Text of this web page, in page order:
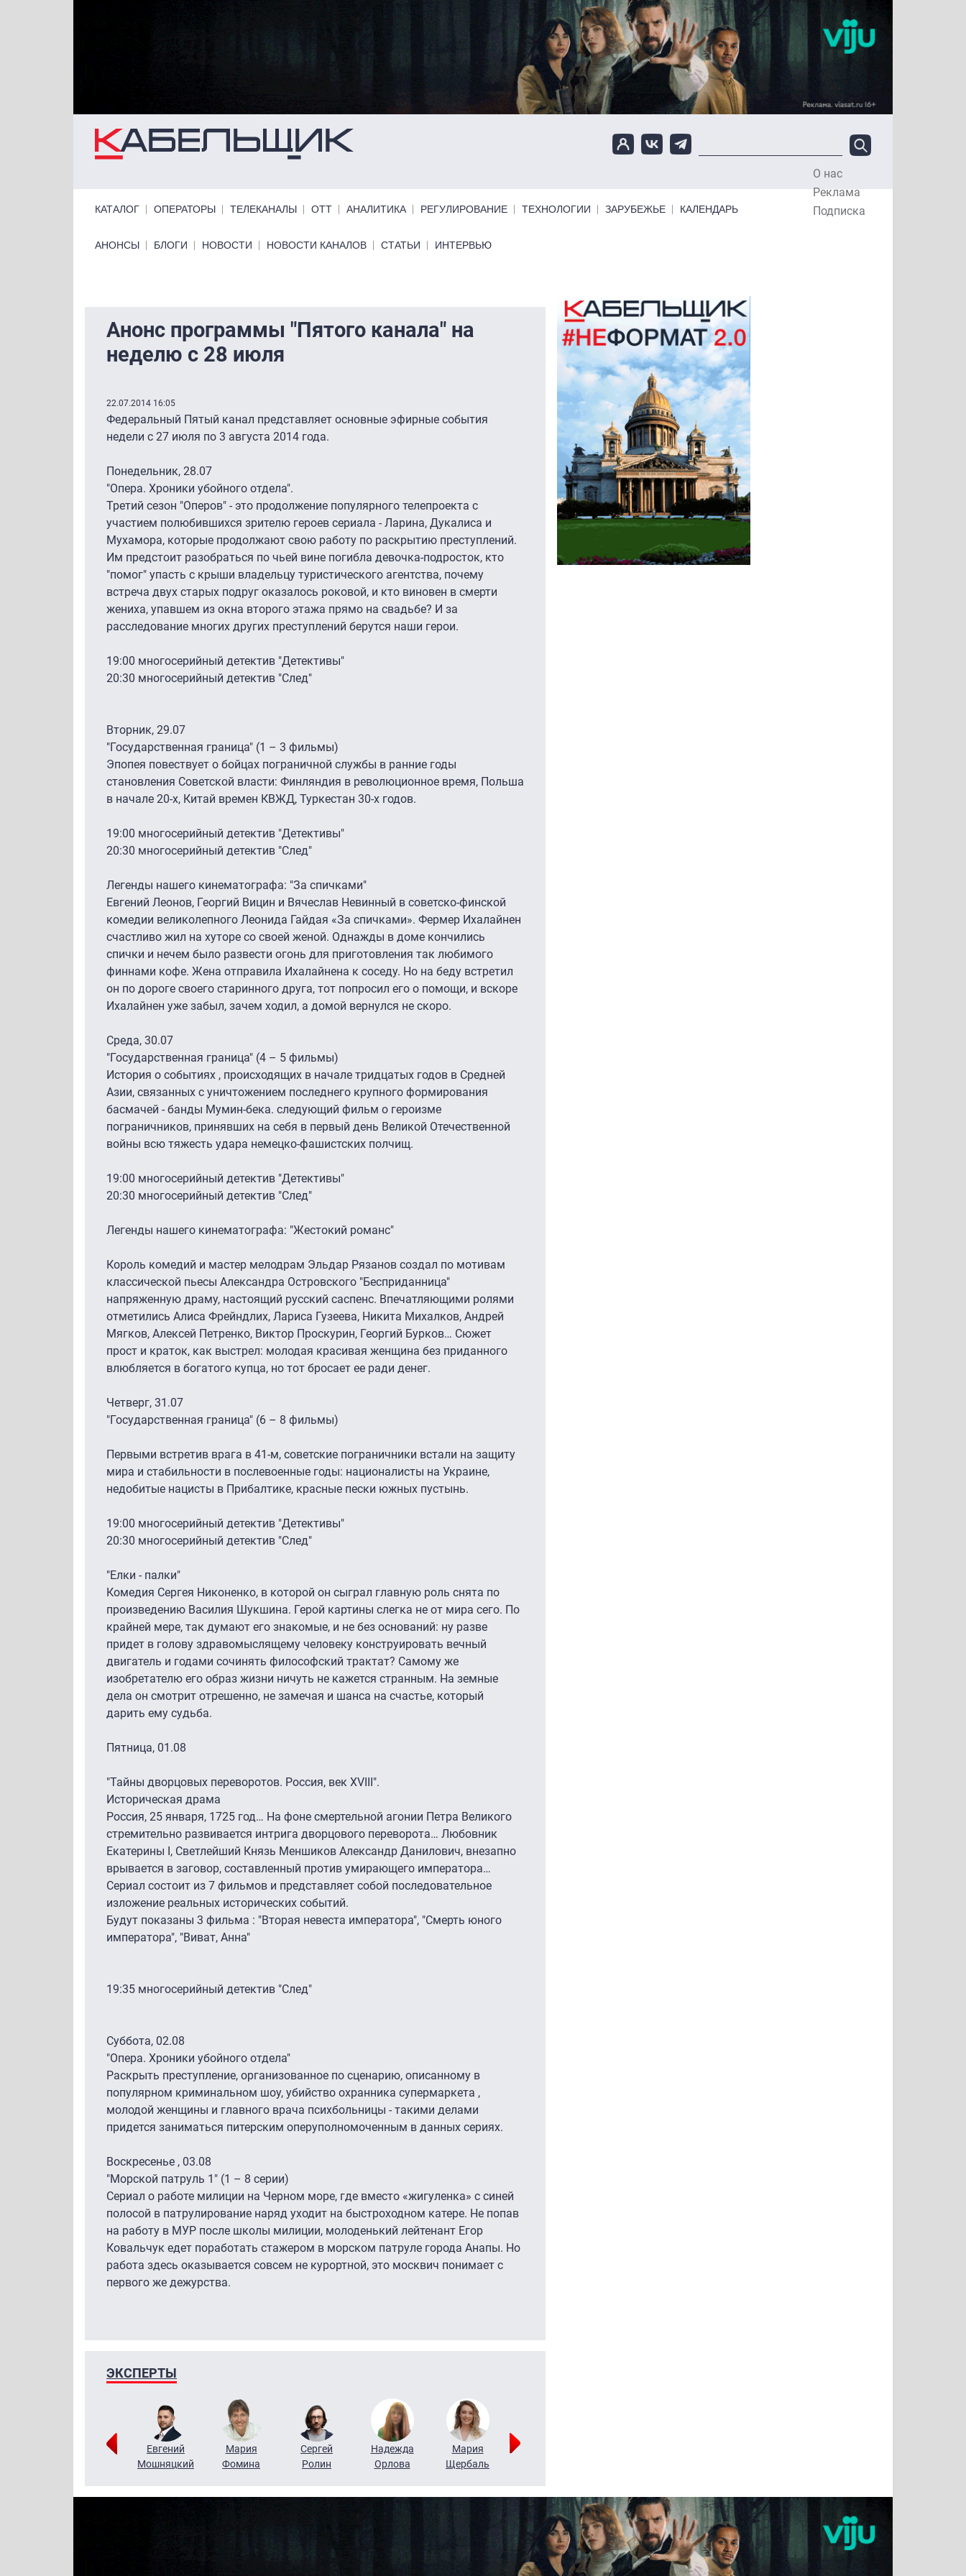
О нас
Реклама
Подписка
КАТАЛОГ ОПЕРАТОРЫ ТЕЛЕКАНАЛЫ ОТТ АНАЛИТИКА РЕГУЛИРОВАНИЕ ТЕХНОЛОГИИ ЗАРУБЕЖЬЕ КАЛЕНДАРЬ
Primary links bottom
АНОНСЫ БЛОГИ НОВОСТИ НОВОСТИ КАНАЛОВ СТАТЬИ ИНТЕРВЬЮ
Анонс программы "Пятого канала" на
неделю с 28 июля
22.07.2014 16:05
Федеральный Пятый канал представляет основные эфирные события
недели с 27 июля по 3 августа 2014 года.
Понедельник, 28.07
"Опера. Хроники убойного отдела".
Третий сезон "Оперов" - это продолжение популярного телепроекта с
участием полюбившихся зрителю героев сериала - Ларина, Дукалиса и
Мухамора, которые продолжают свою работу по раскрытию преступлений.
Им предстоит разобраться по чьей вине погибла девочка-подросток, кто
"помог" упасть с крыши владельцу туристического агентства, почему
встреча двух старых подруг оказалось роковой, и кто виновен в смерти
жениха, упавшем из окна второго этажа прямо на свадьбе? И за
расследование многих других преступлений берутся наши герои.
19:00 многосерийный детектив "Детективы"
20:30 многосерийный детектив "След"
Вторник, 29.07
"Государственная граница" (1 – 3 фильмы)
Эпопея повествует о бойцах пограничной службы в ранние годы
становления Советской власти: Финляндия в революционное время, Польша
в начале 20-х, Китай времен КВЖД, Туркестан 30-х годов.
19:00 многосерийный детектив "Детективы"
20:30 многосерийный детектив "След"
Легенды нашего кинематографа: "За спичками"
Евгений Леонов, Георгий Вицин и Вячеслав Невинный в советско-финской
комедии великолепного Леонида Гайдая «За спичками». Фермер Ихалайнен
счастливо жил на хуторе со своей женой. Однажды в доме кончились
спички и нечем было развести огонь для приготовления так любимого
финнами кофе. Жена отправила Ихалайнена к соседу. Но на беду встретил
он по дороге своего старинного друга, тот попросил его о помощи, и вскоре
Ихалайнен уже забыл, зачем ходил, а домой вернулся не скоро.
Среда, 30.07
"Государственная граница" (4 – 5 фильмы)
История о событиях , происходящих в начале тридцатых годов в Средней
Азии, связанных с уничтожением последнего крупного формирования
басмачей - банды Мумин-бека. следующий фильм о героизме
пограничников, принявших на себя в первый день Великой Отечественной
войны всю тяжесть удара немецко-фашистских полчищ.
19:00 многосерийный детектив "Детективы"
20:30 многосерийный детектив "След"
Легенды нашего кинематографа: "Жестокий романс"
Король комедий и мастер мелодрам Эльдар Рязанов создал по мотивам
классической пьесы Александра Островского "Бесприданница"
напряженную драму, настоящий русский саспенс. Впечатляющими ролями
отметились Алиса Фрейндлих, Лариса Гузеева, Никита Михалков, Андрей
Мягков, Алексей Петренко, Виктор Проскурин, Георгий Бурков… Сюжет
прост и краток, как выстрел: молодая красивая женщина без приданного
влюбляется в богатого купца, но тот бросает ее ради денег.
Четверг, 31.07
"Государственная граница" (6 – 8 фильмы)
Первыми встретив врага в 41-м, советские пограничники встали на защиту
мира и стабильности в послевоенные годы: националисты на Украине,
недобитые нацисты в Прибалтике, красные пески южных пустынь.
19:00 многосерийный детектив "Детективы"
20:30 многосерийный детектив "След"
"Елки - палки"
Комедия Сергея Никоненко, в которой он сыграл главную роль снята по
произведению Василия Шукшина. Герой картины слегка не от мира сего. По
крайней мере, так думают его знакомые, и не без оснований: ну разве
придет в голову здравомыслящему человеку конструировать вечный
двигатель и годами сочинять философский трактат? Самому же
изобретателю его образ жизни ничуть не кажется странным. На земные
дела он смотрит отрешенно, не замечая и шанса на счастье, который
дарить ему судьба.
Пятница, 01.08
"Тайны дворцовых переворотов. Россия, век ХVIII".
Историческая драма
Россия, 25 января, 1725 год… На фоне смертельной агонии Петра Великого
стремительно развивается интрига дворцового переворота… Любовник
Екатерины I, Светлейший Князь Меншиков Александр Данилович, внезапно
врывается в заговор, составленный против умирающего императора…
Сериал состоит из 7 фильмов и представляет собой последовательное
изложение реальных исторических событий.
Будут показаны 3 фильма : "Вторая невеста императора", "Смерть юного
императора", "Виват, Анна"
19:35 многосерийный детектив "След"
Суббота, 02.08
"Опера. Хроники убойного отдела"
Раскрыть преступление, организованное по сценарию, описанному в
популярном криминальном шоу, убийство охранника супермаркета ,
молодой женщины и главного врача психбольницы - такими делами
придется заниматься питерским оперуполномоченным в данных сериях.
Воскресенье , 03.08
"Морской патруль 1" (1 – 8 серии)
Сериал о работе милиции на Черном море, где вместо «жигуленка» с синей
полосой в патрулирование наряд уходит на быстроходном катере. Не попав
на работу в МУР после школы милиции, молоденький лейтенант Егор
Ковальчук едет поработать стажером в морском патруле города Анапы. Но
работа здесь оказывается совсем не курортной, это москвич понимает с
первого же дежурства.
ЭКСПЕРТЫ
Виктор
Евгений
Мошняцкий
Мария
Фомина
Сергей
Ролин
Надежда
Орлова
Мария
Щербаль